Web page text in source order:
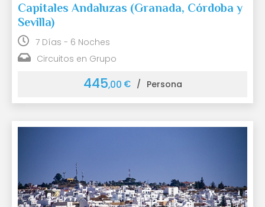
Capitales Andaluzas (Granada, Córdoba y
Sevilla)
7 Días - 6 Noches
Circuitos en Grupo
445,00 € / Persona